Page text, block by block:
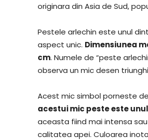
originara din Asia de Sud,
Pestele arlechin este unul
aspect unic. Dimensiunea
cm. Numele de “peste
observa un mic desen
Acest mic simbol porneste
acestui mic peste este
aceasta fiind mai intensa
calitatea apei. Culoarea